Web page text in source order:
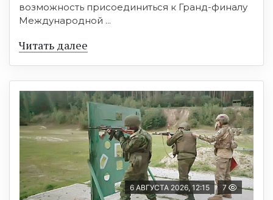
возможность присоединиться к Гранд-финалу
Международной ...
Читать далее
6 АВГУСТА 2026, 12:15 7